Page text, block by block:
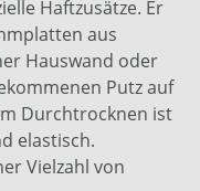
Haftzusätze. Er
aus
Hauswand oder
Putz auf
Durchtrocknen ist
elastisch.
Vielzahl von